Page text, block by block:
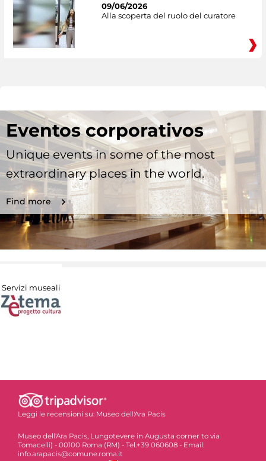
09/06/2026
Alla scoperta del ruolo del curatore
Eventos corporativos
Unique events in some of the most
extraordinary places in the world.
Find more
Servizi museali
Leggi le recensioni su: Museo dell'Ara Pacis
Museo dell'Ara Pacis, Lungotevere in Augusta corner to via
Tomacelli) - 00100 Roma (RM) - Tel.+39 060608 - Email:
info.arapacis@comune.roma.it